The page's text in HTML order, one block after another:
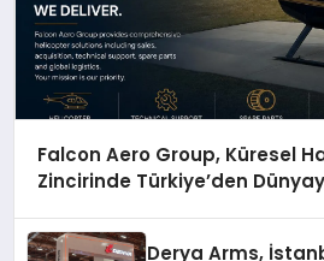
Falcon Aero Group, Küresel
Zincirinde Türkiye’den
Derya Arms,